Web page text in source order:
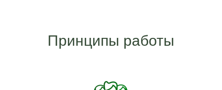
Принципы работы